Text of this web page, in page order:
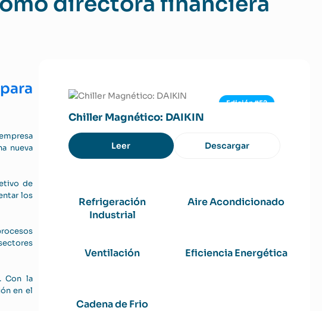
nueva
de
los
Con la
en el
Edición #52
Chiller Magnético: DAIKIN
Leer Descargar
Refrigeración
Industrial
Aire Acondicionado
Ventilación Eficiencia Energética
Cadena de Frio